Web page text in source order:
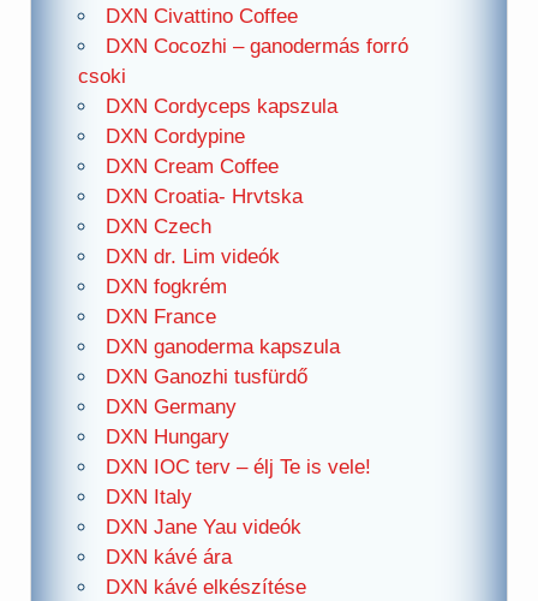
DXN Civattino Coffee
DXN Cocozhi – ganodermás forró
csoki
DXN Cordyceps kapszula
DXN Cordypine
DXN Cream Coffee
DXN Croatia- Hrvtska
DXN Czech
DXN dr. Lim videók
DXN fogkrém
DXN France
DXN ganoderma kapszula
DXN Ganozhi tusfürdő
DXN Germany
DXN Hungary
DXN IOC terv – élj Te is vele!
DXN Italy
DXN Jane Yau videók
DXN kávé ára
DXN kávé elkészítése